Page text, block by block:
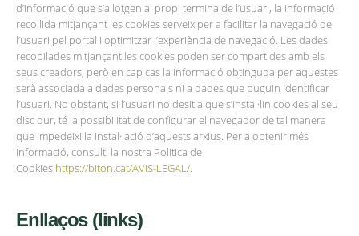
d’informació que s’allotgen al propi terminalde l’usuari, la informació
recollida mitjançant les cookies serveix per a facilitar la navegació de
l’usuari pel portal i optimitzar l’experiència de navegació. Les dades
recopilades mitjançant les cookies poden ser compartides amb els
seus creadors, però en cap cas la informació obtinguda per aquestes
serà associada a dades personals ni a dades que puguin identificar
l’usuari. No obstant, si l’usuari no desitja que s’instal·lin cookies al seu
disc dur, té la possibilitat de configurar el navegador de tal manera
que impedeixi la instal·lació d’aquests arxius. Per a obtenir més
informació, consulti la nostra Política de
Cookies https://biton.cat/AVIS-LEGAL/.
Enllaços (links)